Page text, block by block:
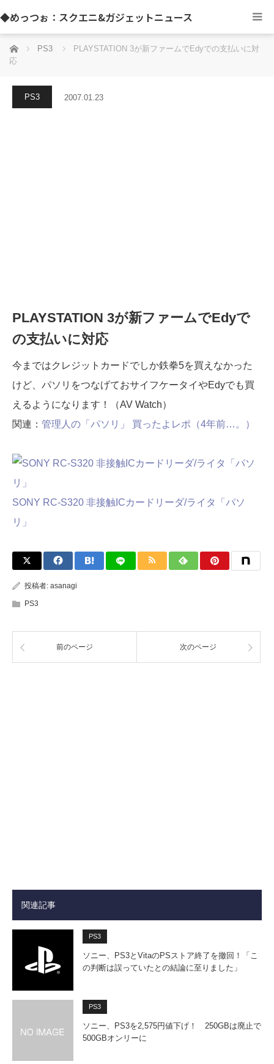
◆めっつぉ：スクエニ&ガジェットニュース
ホーム PS3
PLAYSTATION 3が新ファームでEdyでの支払いに対
応
PS3 2007.01.23
PLAYSTATION 3が新ファームでEdyで
の支払いに対応
今まではクレジットカードでしか鉄拳5を買えなかった
けど、パソリをつなげておサイフケータイやEdyでも買
えるようになります！（AV Watch）
関連： 管理人の「パソリ」 買ったよレポ（4年前…。）
SONY RC-S320 非接触ICカードリーダ/ライタ「パソ
リ」
投稿者: asanagi
PS3
前のページ 次のページ
関連記事
PS3
ソニー、PS3とVitaのPSストア終了を撤回！「こ
の判断は誤っていたとの結論に至りました」
PS3
ソニー、PS3を2,575円値下げ！ 250GBは廃止で
500GBオンリーに